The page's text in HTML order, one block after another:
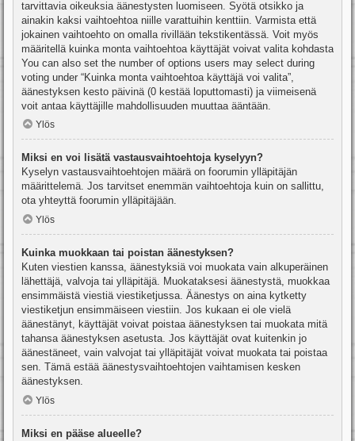
tarvittavia oikeuksia äänestysten luomiseen. Syötä otsikko ja
ainakin kaksi vaihtoehtoa niille varattuihin kenttiin. Varmista että
jokainen vaihtoehto on omalla rivillään tekstikentässä. Voit myös
määritellä kuinka monta vaihtoehtoa käyttäjät voivat valita kohdasta
You can also set the number of options users may select during
voting under “Kuinka monta vaihtoehtoa käyttäjä voi valita”,
äänestyksen kesto päivinä (0 kestää loputtomasti) ja viimeisenä
voit antaa käyttäjille mahdollisuuden muuttaa ääntään.
Ylös
Miksi en voi lisätä vastausvaihtoehtoja kyselyyn?
Kyselyn vastausvaihtoehtojen määrä on foorumin ylläpitäjän
määrittelemä. Jos tarvitset enemmän vaihtoehtoja kuin on sallittu,
ota yhteyttä foorumin ylläpitäjään.
Ylös
Kuinka muokkaan tai poistan äänestyksen?
Kuten viestien kanssa, äänestyksiä voi muokata vain alkuperäinen
lähettäjä, valvoja tai ylläpitäjä. Muokataksesi äänestystä, muokkaa
ensimmäistä viestiä viestiketjussa. Äänestys on aina kytketty
viestiketjun ensimmäiseen viestiin. Jos kukaan ei ole vielä
äänestänyt, käyttäjät voivat poistaa äänestyksen tai muokata mitä
tahansa äänestyksen asetusta. Jos käyttäjät ovat kuitenkin jo
äänestäneet, vain valvojat tai ylläpitäjät voivat muokata tai poistaa
sen. Tämä estää äänestysvaihtoehtojen vaihtamisen kesken
äänestyksen.
Ylös
Miksi en pääse alueelle?